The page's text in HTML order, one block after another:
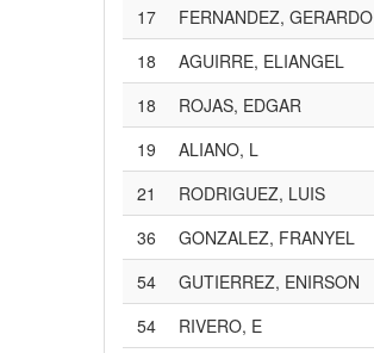
17
FERNANDEZ, GERARDO
18
AGUIRRE, ELIANGEL
18
ROJAS, EDGAR
19
ALIANO, L
21
RODRIGUEZ, LUIS
36
GONZALEZ, FRANYEL
54
GUTIERREZ, ENIRSON
54
RIVERO, E